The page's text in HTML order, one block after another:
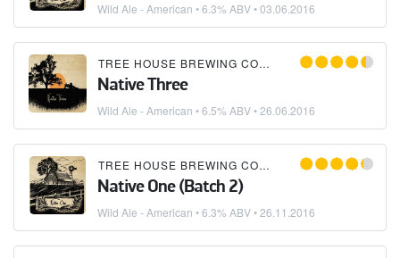
Wild Ale - American • 6.3% ABV •03.06.2016
TREE HOUSE BREWING COMPANY
Native Three
Wild Ale - American • 6.5% ABV •26.06.2016
TREE HOUSE BREWING COMPANY
Native One (Batch 2)
Wild Ale - American • 6.3% ABV •26.11.2016